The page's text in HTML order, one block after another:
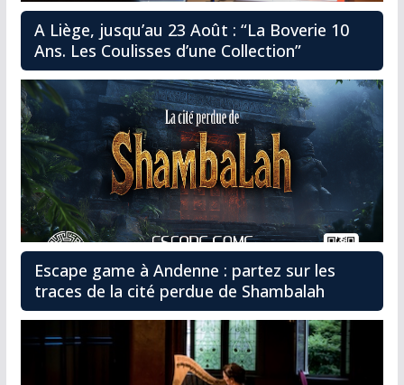
A Liège, jusqu’au 23 Août : “La Boverie 10
Ans. Les Coulisses d’une Collection”
Escape game à Andenne : partez sur les
traces de la cité perdue de Shambalah